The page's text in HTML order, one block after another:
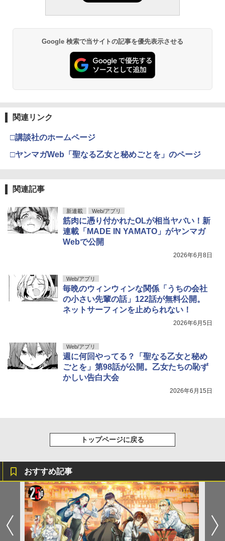
Google 検索で当サイトの記事を優先表示させる
関連リンク
□講談社のホームページ
□ヤンマガWeb「聖なる乙女と秘めごとを」のページ
関連記事
新連載 Web/アプリ
筋肉に憑り付かれたOLが相当ヤバい！新
連載「MADE IN YAMATO」がヤンマガ
Webで公開
2026年6月8日
Web/アプリ
毎晩のウィンウィンな関係「うちの会社
の小さい先輩の話」122話が無料公開。
ネットサーフィンを止められない！
2026年6月5日
Web/アプリ
週に何回やってる？「聖なる乙女と秘め
ごとを」第98話が公開。乙女たちの恥ず
かしい告白大会
2026年6月15日
トップページに戻る
おすすめ記事